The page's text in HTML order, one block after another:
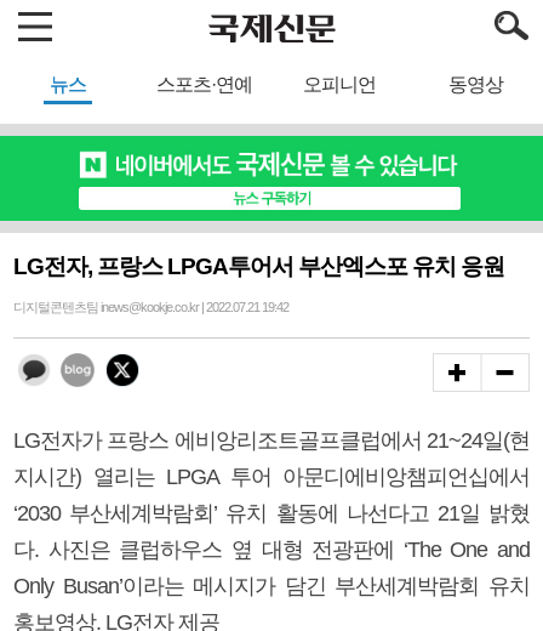
뉴스 스포츠·연예 오피니언 동영상
LG전자, 프랑스 LPGA투어서 부산엑스포 유치 응원
디지털콘텐츠팀 inews@kookje.co.kr | 2022.07.21 19:42
LG전자가 프랑스 에비앙리조트골프클럽에서 21~24일(현
지시간) 열리는 LPGA 투어 아문디에비앙챔피언십에서
‘2030 부산세계박람회’ 유치 활동에 나선다고 21일 밝혔
다. 사진은 클럽하우스 옆 대형 전광판에 ‘The One and
Only Busan’이라는 메시지가 담긴 부산세계박람회 유치
홍보영상. LG전자 제공